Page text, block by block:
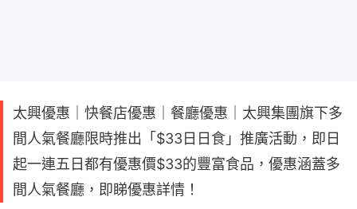
太興優惠｜快餐店優惠｜餐廳優惠｜太興集團旗下多
間人氣餐廳限時推出「$33日日食」推廣活動，即日
起一連五日都有優惠價$33的豐富食品，優惠涵蓋多
間人氣餐廳，即睇優惠詳情！